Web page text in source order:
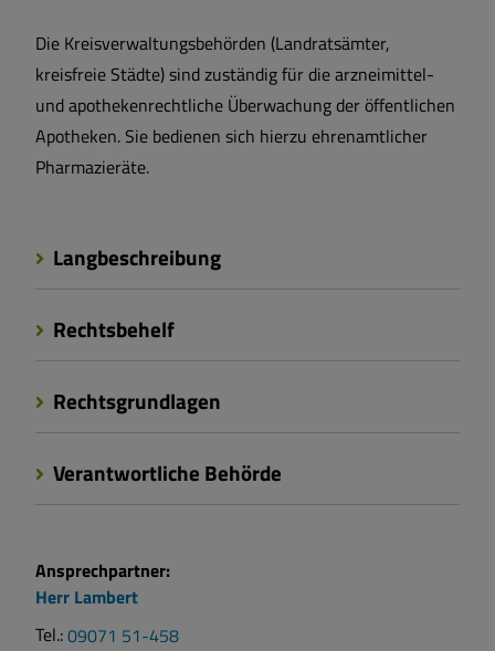
Die Kreisverwaltungsbehörden (Landratsämter,
kreisfreie Städte) sind zuständig für die arzneimittel-
und apothekenrechtliche Überwachung der öffentlichen
Apotheken. Sie bedienen sich hierzu ehrenamtlicher
Pharmazieräte.
Langbeschreibung
Rechtsbehelf
Rechtsgrundlagen
Verantwortliche Behörde
Ansprechpartner:
Herr Lambert
Tel.:09071 51-458